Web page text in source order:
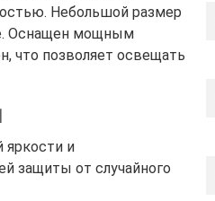
Небольшой размер
Оснащен мощным
что позволяет освещать
яркости и
защиты от случайного